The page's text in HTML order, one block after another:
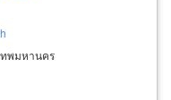
ทพมหานคร